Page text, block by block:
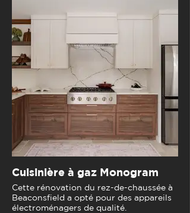
Cuisinière à gaz Monogram
Cette rénovation du rez-de-chaussée à
Beaconsfield a opté pour des appareils
électroménagers de qualité.